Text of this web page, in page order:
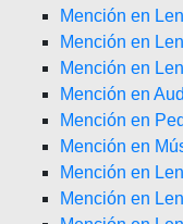
Mención en
Mención en
Mención en
Mención en
Mención en
Mención en
Mención en
Mención en